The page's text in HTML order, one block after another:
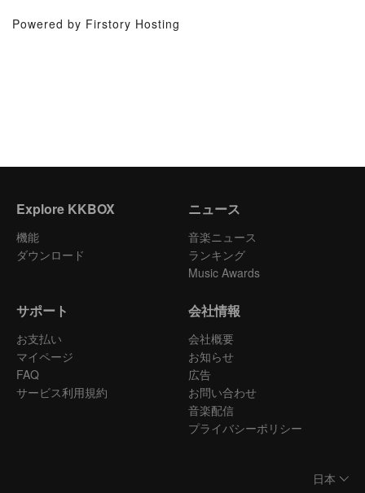
Powered by Firstory Hosting
Explore KKBOX
機能
ダウンロード
ニュース
音楽ニュース
ランキング
Music Awards
サポート
お支払い
マイページ
FAQ
サービス利用規約
会社情報
会社概要
お知らせ
広告
お問い合わせ
音楽配信
プライバシーポリシー
日本